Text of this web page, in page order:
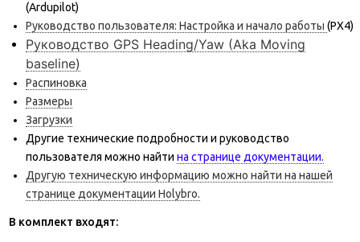
(Ardupilot)
Руководство пользователя: Настройка и начало работы (PX4)
Руководство GPS Heading/Yaw (Aka Moving
baseline)
Распиновка
Размеры
Загрузки
Другие технические подробности и руководство
пользователя можно найти на странице документации.
Другую техническую информацию можно найти на нашей
странице документации Holybro.
В комплект входят: